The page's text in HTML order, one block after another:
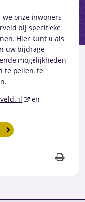
we onze inwoners
bij specifieke
Hier kunt u als
uw bijdrage
mogelijkheden
te peilen, te
en